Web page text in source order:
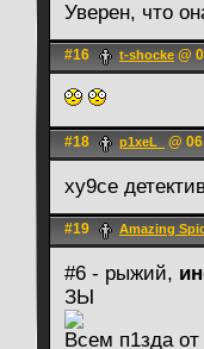
Уверен, что
#16 t-shocke @
#18 p1xeL_ @
ху9се
#19 Amazing
#6 - рыжий,
ЗЫ
Всем п1зда